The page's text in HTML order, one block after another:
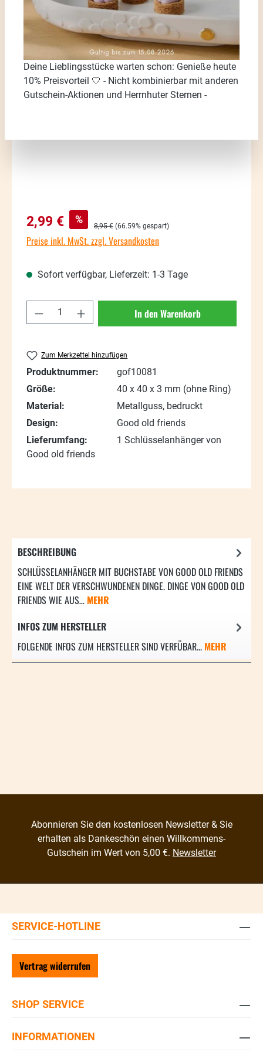
Bildergalerie überspringen
Verkaufspreis:
2,99 € % Regulärer Preis:
8,95 € (66.59% gespart)
Preise inkl. MwSt. zzgl. Versandkosten
Sofort verfügbar, Lieferzeit: 1-3 Tage
Produkt Anzahl: Gib den gewünschten
In den Warenkorb
Zum Merkzettel hinzufügen
Produktnummer:
gof10081
Größe:
40 x 40 x 3 mm (ohne Ring)
Material:
Metallguss, bedruckt
Design:
Good old friends
Lieferumfang:
1 Schlüsselanhänger von
Good old friends
BESCHREIBUNG
SCHLÜSSELANHÄNGER MIT BUCHSTABE VON GOOD OLD FRIENDS
EINE WELT DER VERSCHWUNDENEN DINGE. DINGE VON GOOD OLD
FRIENDS WIE AUS… MEHR
INFOS ZUM HERSTELLER
FOLGENDE INFOS ZUM HERSTELLER SIND VERFÜBAR... MEHR
Abonnieren Sie den kostenlosen Newsletter & Sie
erhalten als Dankeschön einen Willkommens-
Gutschein im Wert von 5,00 €. Newsletter
SERVICE-HOTLINE
Vertrag widerrufen
SHOP SERVICE
INFORMATIONEN
Deine Lieblingsstücke warten schon: Genieße heute
10% Preisvorteil 🤍 - Nicht kombinierbar mit anderen
Gutschein-Aktionen und Herrnhuter Sternen -